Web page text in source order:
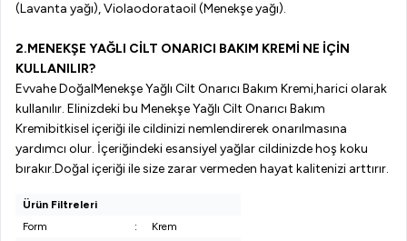
(Lavanta yağı),Violaodorataoil (Menekşe yağı).
2.MENEKŞE YAĞLI CİLT ONARICI BAKIM KREMİ NE İÇİN
KULLANILIR?
EvvaheDoğalMenekşe Yağlı Cilt Onarıcı Bakım Kremi,harici olarak
kullanılır. Elinizdeki bu Menekşe Yağlı Cilt Onarıcı Bakım
Kremibitkisel içeriği ile cildinizi nemlendirerek onarılmasına
yardımcı olur. İçeriğindekiesansiyel yağlar cildinizde hoş koku
bırakır.Doğal içeriği ilesize zarar vermeden hayat kalitenizi arttırır.
Ürün Filtreleri
Form
:
Krem